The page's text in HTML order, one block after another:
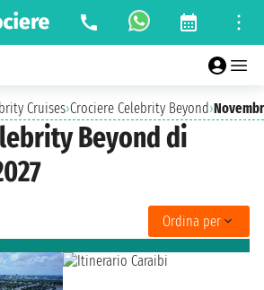
Cruises›Crociere Celebrity Beyond›
Beyond di
Ordina per